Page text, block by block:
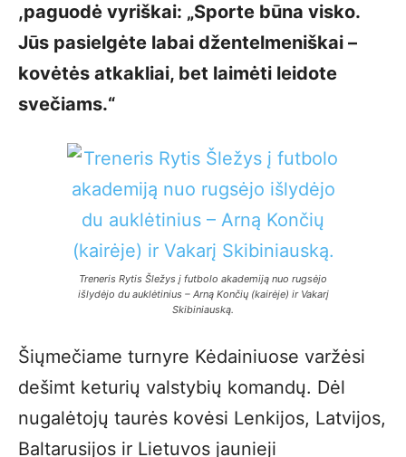
,paguodė vyriškai: „Sporte būna visko.
Jūs pasielgėte labai džentelmeniškai –
kovėtės atkakliai, bet laimėti leidote
svečiams.“
Treneris Rytis Šležys į futbolo akademiją nuo rugsėjo
išlydėjo du auklėtinius – Arną Končių (kairėje) ir Vakarį
Skibiniauską.
Šiųmečiame turnyre Kėdainiuose varžėsi
dešimt keturių valstybių komandų. Dėl
nugalėtojų taurės kovėsi Lenkijos, Latvijos,
Baltarusijos ir Lietuvos jaunieji